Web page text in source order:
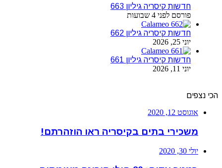
חדשות קיסריה גיליון 663
פורסם לפני 4 שבועות
חדשות קיסריה גיליון 662
יוני 25, 2026
חדשות קיסריה גיליון 661
יוני 11, 2026
הכי נצפים
אוגוסט 12, 2020
משכירי בתים בקיסריה ראו הוזהרתם!
יולי 30, 2020